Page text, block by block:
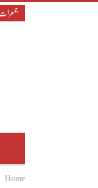
جمعرات,
Home